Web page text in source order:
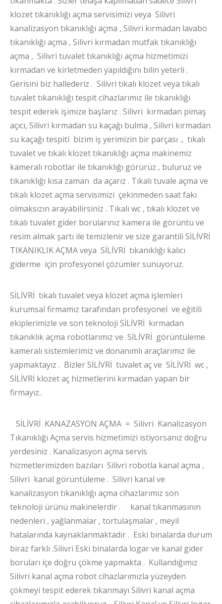
klozet tıkanıklığı açma servisimizi veya Silivri
kanalizasyon tıkanıklığı açma , Silivri kırmadan lavabo
tıkanıklığı açma , Silivri kırmadan mutfak tıkanıklığı
açma , Silivri tuvalet tıkanıklığı açma hizmetimizi
kırmadan ve kirletmeden yapıldığını bilin yeterli .
Gerisini biz hallederiz . Silivri tıkalı klozet veya tıkalı
tuvalet tıkanıklığı tespit cihazlarımız ile tıkanıklığı
tespit ederek işimize başlarız . Silivri kırmadan pimaş
açıcı, Silivri kırmadan su kaçağı bulma , Silivri kırmadan
su kaçağı tespiti bizim iş yerimizin bir parçası ., tıkalı
tuvalet ve tıkalı klozet tıkanıklığı açma makinemiz
kameralı robotlar ile tıkanıklığı görürüz , buluruz ve
tıkanıklığı kısa zaman da açarız . Tıkalı tuvale açma ve
tıkalı klozet açma servisimizi çekinmeden saat fakı
olmaksızın arayabilirsiniz . Tıkalı wc , tıkalı klozet ve
tıkalı tuvalet gider borularınız kamera ile görüntü ve
resim almak şartı ile temizlenir ve size garantili SİLİVRİ
TIKANIKLIK AÇMA veya SİLİVRİ tıkanıklığı kalıcı
giderme için profesyonel çözümler sunuyoruz.
SİLİVRİ tıkalı tuvalet veya klozet açma işlemleri
kurumsal firmamız tarafından profesyonel ve eğitili
ekiplerimizle ve son teknoloji SİLİVRİ kırmadan
tıkanıklık açma robotlarımız ve SİLİVRİ görüntüleme
kameralı sistemlerimiz ve donanımlı araçlarımız ile
yapmaktayız . Bizler SİLİVRİ tuvalet aç ve SİLİVRİ wc ,
SİLİVRİ klozet aç hizmetlerini kırmadan yapan bir
firmayız..
SİLİVRİ KANAZASYON AÇMA = Silivri Kanalizasyon
Tıkanıklığı Açma servis hizmetimizi istiyorsanız doğru
yerdesiniz . Kanalizasyon açma servis
hizmetlerimizden bazıları Silivri robotla kanal açma ,
Silivri kanal görüntüleme . Silivri kanal ve
kanalizasyon tıkanıklığı açma cihazlarımız son
teknoloji ürünü makinelerdir . kanal tıkanmasının
nedenleri , yağlanmalar , tortulaşmalar , meyil
hatalarında kaynaklanmaktadır . Eski binalarda durum
biraz farklı .Silivri Eski binalarda logar ve kanal gider
boruları içe doğru çökme yapmakta . Kullandığımız
Silivri kanal açma robot cihazlarımızla yüzeyden
çökmeyi tespit ederek tıkanmayı Silivri kanal açma